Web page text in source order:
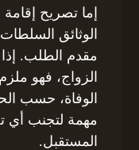
إما تصريح
الوثائق
مقدم الطلب.
الزواج، فهو
الوفاة، حسب
مهمة لتجنب أي
المستقبل.